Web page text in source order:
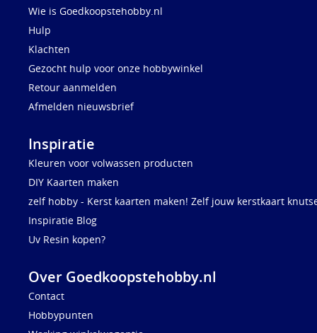
Wie is Goedkoopstehobby.nl
Hulp
Klachten
Gezocht hulp voor onze hobbywinkel
Retour aanmelden
Afmelden nieuwsbrief
Inspiratie
Kleuren voor volwassen producten
DIY Kaarten maken
zelf hobby - Kerst kaarten maken! Zelf jouw kerstkaart
Inspiratie Blog
Uv Resin kopen?
Over Goedkoopstehobby.nl
Contact
Hobbypunten